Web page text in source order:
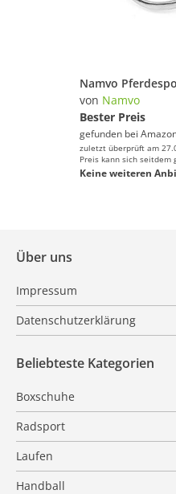
von Namvo
Bester Preis
gefunden bei
zuletzt überprüft am
Preis kann sich seitdem
Keine weiteren
Über uns
Impressum
Datenschutzerklärung
Beliebteste Kategorien
Boxschuhe
Radsport
Laufen
Handball